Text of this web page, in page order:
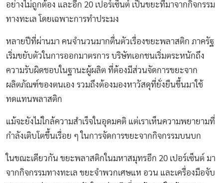
อย่างไม่ถูกต้อง และอีก 20 เปอร์เซ็นต์ เป็นขยะที่มาจากกิจกรรม
ทางทะเล โดยเฉพาะการทำประมง
หลายปีที่ผ่านมา คนจำนวนมากตื่นตัวเรื่องขยะพลาสติก ภาครัฐ
เริ่มขยับตัวในการออกมาตรการ บริษัทเอกชนเริ่มตระหนักถึง
ความรับผิดชอบในฐานะผู้ผลิต ที่ต้องมีส่วนจัดการขยะจาก
ผลิตภัณฑ์ของตนเอง รวมถึงต้องมองหาวัสดุที่ยั่งยืนขึ้นมาใช้
ทดแทนพลาสติก
แม้จะยังไม่ใกล้ความสำเร็จในอุดมคติ แต่เราเห็นความพยายามที่
กำลังเติบโตขึ้นเรื่อย ๆ ในการจัดการขยะจากกิจกรรมบนบก
ในขณะเดียวกัน ขยะพลาสติกในมหาสมุทรอีก 20 เปอร์เซ็นต์ มา
จากกิจกรรมทางทะเล ขยะจำพวกเศษแห อวน และเครื่องมือจับ